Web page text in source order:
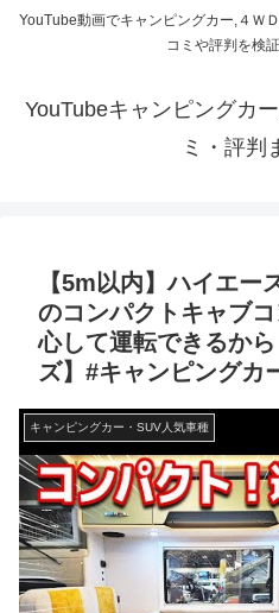
YouTube動画でキャンピングカー,４Ｗ
コミや評判を検
YouTubeキャンピングカ
ミ・評判
【5m以内】ハイエー
のコンパクトキャブ
心して運転できるか
ズ】#キャンピングカ
キャンピングカー・SUV人気車種